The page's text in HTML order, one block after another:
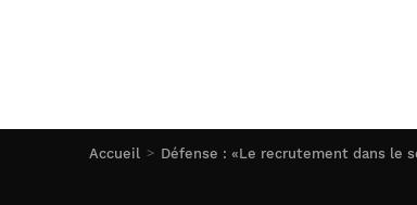
Accueil Défense : «Le recrutement dans le